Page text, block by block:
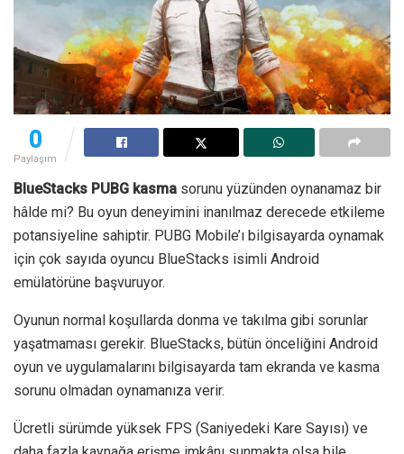
0
Paylaşım
BlueStacks PUBG kasma sorunu yüzünden oynanamaz bir
hâlde mi? Bu oyun deneyimini inanılmaz derecede etkileme
potansiyeline sahiptir. PUBG Mobile’ı bilgisayarda oynamak
için çok sayıda oyuncu BlueStacks isimli Android
emülatörüne başvuruyor.
Oyunun normal koşullarda donma ve takılma gibi sorunlar
yaşatmaması gerekir. BlueStacks, bütün önceliğini Android
oyun ve uygulamalarını bilgisayarda tam ekranda ve kasma
sorunu olmadan oynamanıza verir.
Ücretli sürümde yüksek FPS (Saniyedeki Kare Sayısı) ve